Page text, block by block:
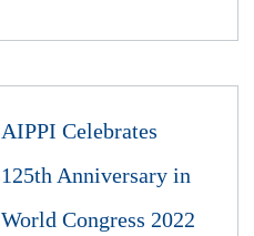
AIPPI Celebrates
125th Anniversary in
World Congress 2022